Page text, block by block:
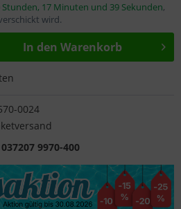
Stunden, 17 Minuten und 39 Sekunden,
wird.
In den Warenkorb
0024
037207 9970-400